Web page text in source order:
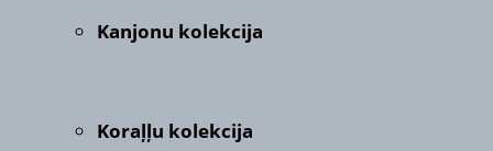
Kanjonu kolekcija
Koraļļu kolekcija